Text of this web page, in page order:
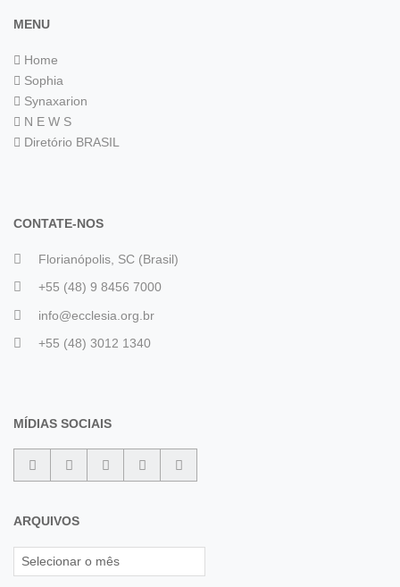
MENU
Home
Sophia
Synaxarion
N E W S
Diretório BRASIL
CONTATE-NOS
Florianópolis, SC (Brasil)
+55 (48) 9 8456 7000
info@ecclesia.org.br
+55 (48) 3012 1340
MÍDIAS SOCIAIS
ARQUIVOS